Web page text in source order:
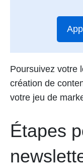
Poursuivez votre
création de
votre jeu de
Étapes